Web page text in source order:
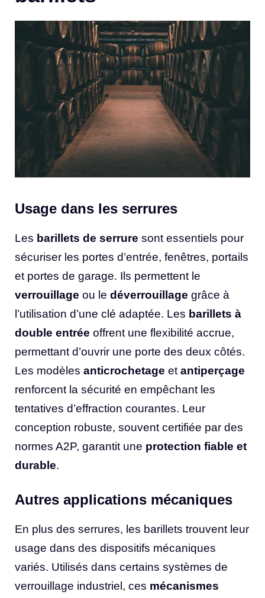
Usage dans les serrures
Les barillets de serrure sont essentiels pour
sécuriser les portes d’entrée, fenêtres, portails
et portes de garage. Ils permettent le
verrouillage ou le déverrouillage grâce à
l’utilisation d’une clé adaptée. Les barillets à
double entrée offrent une flexibilité accrue,
permettant d’ouvrir une porte des deux côtés.
Les modèles anticrochetage et antiperçage
renforcent la sécurité en empêchant les
tentatives d’effraction courantes. Leur
conception robuste, souvent certifiée par des
normes A2P, garantit une protection fiable et
durable.
Autres applications mécaniques
En plus des serrures, les barillets trouvent leur
usage dans des dispositifs mécaniques
variés. Utilisés dans certains systèmes de
verrouillage industriel, ces mécanismes